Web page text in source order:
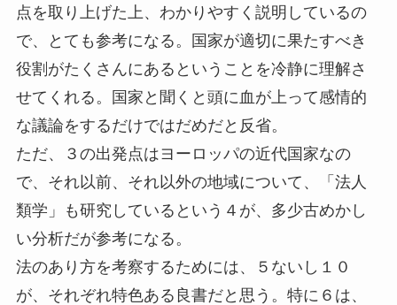
点を取り上げた上、わかりやすく説明しているの
で、とても参考になる。国家が適切に果たすべき
役割がたくさんにあるということを冷静に理解さ
せてくれる。国家と聞くと頭に血が上って感情的
な議論をするだけではだめだと反省。
ただ、３の出発点はヨーロッパの近代国家なの
で、それ以前、それ以外の地域について、「法人
類学」も研究しているという４が、多少古めかし
い分析だが参考になる。
法のあり方を考察するためには、５ないし１０
が、それぞれ特色ある良書だと思う。特に６は、